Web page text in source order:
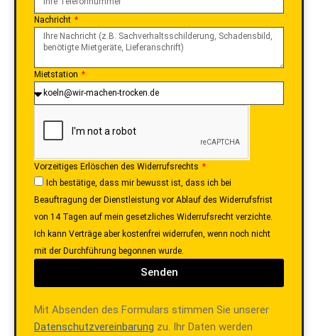
Nachricht
Mietstation
Vorzeitiges Erlöschen des Widerrufsrechts
Ich bestätige, dass mir bewusst ist, dass ich bei
Beauftragung der Dienstleistung vor Ablauf des Widerrufsfrist
von 14 Tagen auf mein gesetzliches Widerrufsrecht verzichte.
Ich kann Verträge aber kostenfrei widerrufen, wenn noch nicht
mit der Durchführung begonnen wurde.
Senden
Mit Absenden des Formulars stimmen Sie unserer
Datenschutzvereinbarung zu. Ihr Daten werden